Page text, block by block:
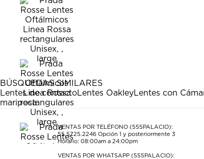
BÚSQUEDAS SIMILARES
Lentes de contactoLentes OakleyLentes con
mariposa
VENTAS POR TELÉFONO (555PALACIO):
55.5725.2246 Opción 1 y posteriormente 3
Horario: 08:00am a 24:00pm
VENTAS POR WHATSAPP (555PALACIO):